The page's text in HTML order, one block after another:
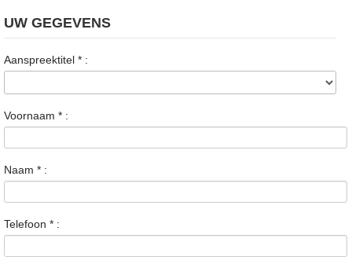
UW GEGEVENS
Aanspreektitel * :
Voornaam * :
Naam * :
Telefoon * :